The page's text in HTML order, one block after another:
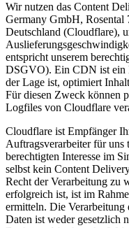
Wir nutzen das Content
Germany GmbH, Rosental
Deutschland (Cloudflare),
entspricht unserem
DSGVO). Ein CDN ist ein
der Lage ist, optimiert
Für diesen Zweck können
Logfiles von Cloudflare
Cloudflare ist Empfänger
Auftragsverarbeiter für uns
berechtigten Interesse im
selbst kein Content
Recht der Verarbeitung zu
erfolgreich ist, ist im
ermitteln. Die Verarbeitung
Daten ist weder gesetzlich